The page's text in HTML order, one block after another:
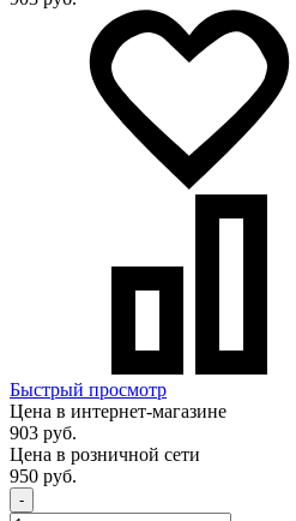
Быстрый просмотр
Цена в интернет-магазине
903 руб.
Цена в розничной сети
950 руб.
-